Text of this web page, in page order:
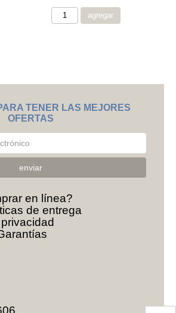
TENER LAS MEJORES
OFERTAS
en línea?
de entrega